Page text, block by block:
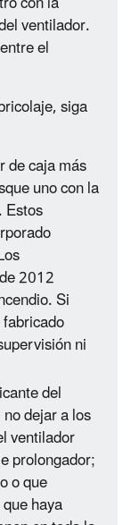
ventilador.
el
siga
de caja más
uno con la
Estos
2012
Si
ni
del
dejar a los
ventilador
prolongador;
o que
haya